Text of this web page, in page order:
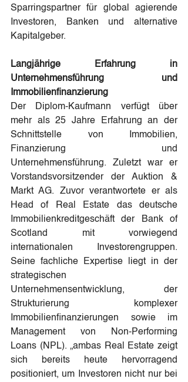
Sparringspartner für global agierende
Investoren, Banken und alternative
Kapitalgeber.
Langjährige Erfahrung in
Unternehmensführung und
Immobilienfinanzierung
Der Diplom-Kaufmann verfügt über
mehr als 25 Jahre Erfahrung an der
Schnittstelle von Immobilien,
Finanzierung und
Unternehmensführung. Zuletzt war er
Vorstandsvorsitzender der Auktion &
Markt AG. Zuvor verantwortete er als
Head of Real Estate das deutsche
Immobilienkreditgeschäft der Bank of
Scotland mit vorwiegend
internationalen Investorengruppen.
Seine fachliche Expertise liegt in der
strategischen
Unternehmensentwicklung, der
Strukturierung komplexer
Immobilienfinanzierungen sowie im
Management von Non-Performing
Loans (NPL). „ambas Real Estate zeigt
sich bereits heute hervorragend
positioniert, um Investoren nicht nur bei